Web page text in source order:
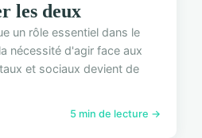
les deux
un rôle essentiel dans le
nécessité d'agir face aux
et sociaux devient de
5 min de lecture →